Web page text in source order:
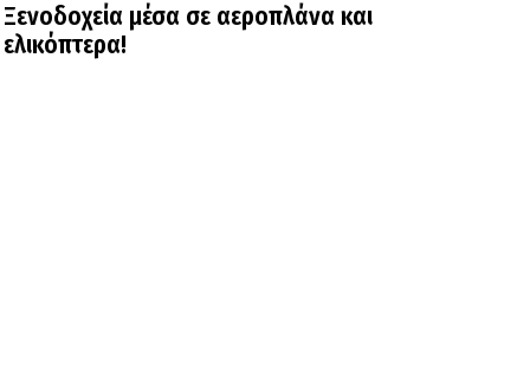
Ξενοδοχεία μέσα σε αεροπλάνα και
ελικόπτερα!